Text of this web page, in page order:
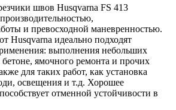
швов Husqvarna FS 413
и превосходной маневренностью.
Husqvarna идеально подходят
выполнения небольших
бетоне, ямочного ремонта и прочих
для таких работ, как установка
освещения и т.д. Хорошее
отменной устойчивости в